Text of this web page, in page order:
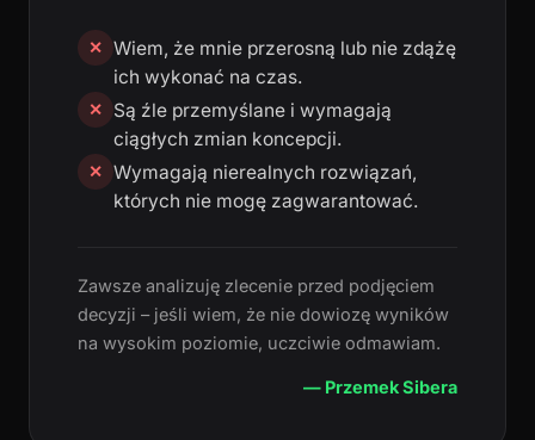
✕ Wiem, że mnie przerosną lub nie zdążę
ich wykonać na czas.
✕
Są źle przemyślane i wymagają
ciągłych zmian koncepcji.
✕ Wymagają nierealnych rozwiązań,
których nie mogę zagwarantować.
Zawsze analizuję zlecenie przed podjęciem
decyzji – jeśli wiem, że nie dowiozę wyników
na wysokim poziomie, uczciwie odmawiam.
— Przemek Sibera